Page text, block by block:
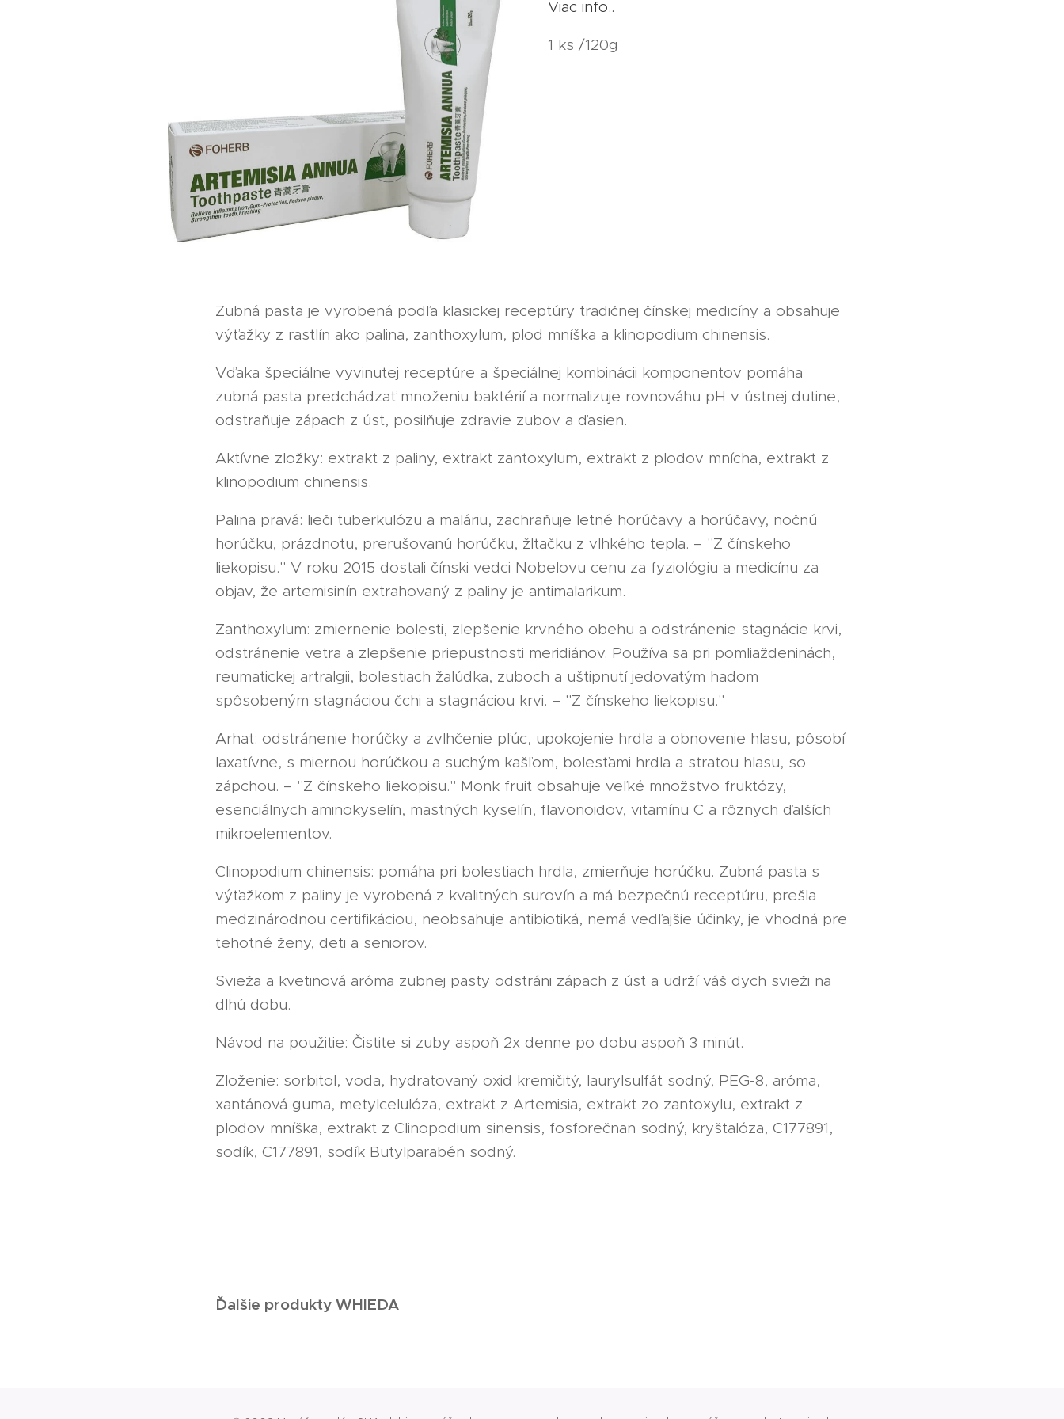
Viac info..
1 ks /120g
Zubná pasta je vyrobená podľa klasickej receptúry tradičnej čínskej medicíny a obsahuje
výťažky z rastlín ako palina, zanthoxylum, plod mníška a klinopodium chinensis.
Vďaka špeciálne vyvinutej receptúre a špeciálnej kombinácii komponentov pomáha
zubná pasta predchádzať množeniu baktérií a normalizuje rovnováhu pH v ústnej dutine,
odstraňuje zápach z úst, posilňuje zdravie zubov a ďasien.
Aktívne zložky: extrakt z paliny, extrakt zantoxylum, extrakt z plodov mnícha, extrakt z
klinopodium chinensis.
Palina pravá: lieči tuberkulózu a maláriu, zachraňuje letné horúčavy a horúčavy, nočnú
horúčku, prázdnotu, prerušovanú horúčku, žltačku z vlhkého tepla. – "Z čínskeho
liekopisu." V roku 2015 dostali čínski vedci Nobelovu cenu za fyziológiu a medicínu za
objav, že artemisinín extrahovaný z paliny je antimalarikum.
Zanthoxylum: zmiernenie bolesti, zlepšenie krvného obehu a odstránenie stagnácie krvi,
odstránenie vetra a zlepšenie priepustnosti meridiánov. Používa sa pri pomliaždeninách,
reumatickej artralgii, bolestiach žalúdka, zuboch a uštipnutí jedovatým hadom
spôsobeným stagnáciou čchi a stagnáciou krvi. – "Z čínskeho liekopisu."
Arhat: odstránenie horúčky a zvlhčenie pľúc, upokojenie hrdla a obnovenie hlasu, pôsobí
laxatívne, s miernou horúčkou a suchým kašľom, bolesťami hrdla a stratou hlasu, so
zápchou. – "Z čínskeho liekopisu." Monk fruit obsahuje veľké množstvo fruktózy,
esenciálnych aminokyselín, mastných kyselín, flavonoidov, vitamínu C a rôznych ďalších
mikroelementov.
Clinopodium chinensis: pomáha pri bolestiach hrdla, zmierňuje horúčku. Zubná pasta s
výťažkom z paliny je vyrobená z kvalitných surovín a má bezpečnú receptúru, prešla
medzinárodnou certifikáciou, neobsahuje antibiotiká, nemá vedľajšie účinky, je vhodná pre
tehotné ženy, deti a seniorov.
Svieža a kvetinová aróma zubnej pasty odstráni zápach z úst a udrží váš dych svieži na
dlhú dobu.
Návod na použitie: Čistite si zuby aspoň 2x denne po dobu aspoň 3 minút.
Zloženie: sorbitol, voda, hydratovaný oxid kremičitý, laurylsulfát sodný, PEG-8, aróma,
xantánová guma, metylcelulóza, extrakt z Artemisia, extrakt zo zantoxylu, extrakt z
plodov mníška, extrakt z Clinopodium sinensis, fosforečnan sodný, kryštalóza, C177891,
sodík, C177891, sodík Butylparabén sodný.
Ďalšie produkty WHIEDA